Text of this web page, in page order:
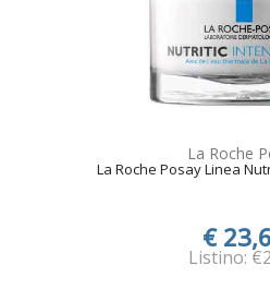
La Roche
La Roche Posay Linea
€
Listino: